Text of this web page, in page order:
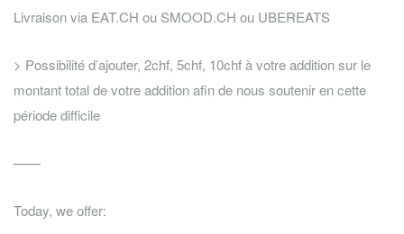
Livraison via EAT.CH ou SMOOD.CH ou UBEREATS
> Possibilité d’ajouter, 2chf, 5chf, 10chf à votre addition sur le
montant total de votre addition afin de nous soutenir en cette
période difficile
——
Today, we offer: